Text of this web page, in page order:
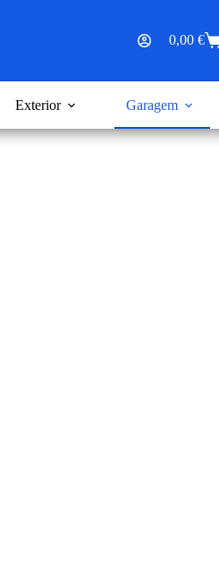
Carrinho
compras
0,00 €
Exterior Garagem